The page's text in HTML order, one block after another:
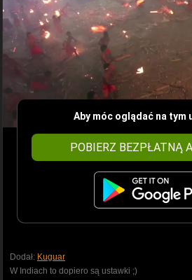
Aby móc oglądać na tym
POBIERZ BEZPŁATNĄ
Dodał: Kuguar
W Indiach to dopiero są ustawki ;)